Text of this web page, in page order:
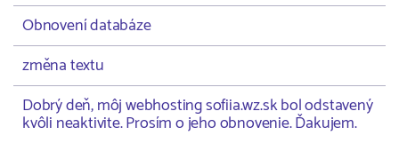
Obnovení databáze
změna textu
Dobrý deň, môj webhosting sofiia.wz.sk bol odstavený
kvôli neaktivite. Prosím o jeho obnovenie. Ďakujem.